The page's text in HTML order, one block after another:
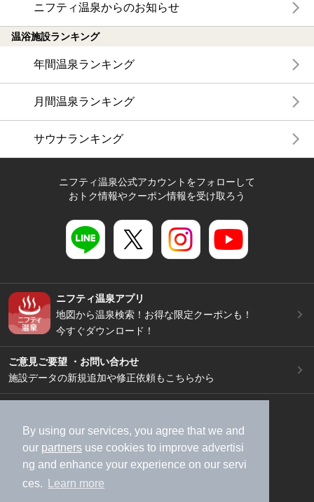
By using our services, you agree that we and
our partners use cookies to improve advertisi
ng and enhance your experience on our servi
ces.
Learn more
ニフティ温泉からのお知らせ
温浴施設ランキング
年間温泉ランキング
月間温泉ランキング
サウナランキング
ニフティ温泉公式アカウントをフォローして
おトク情報やクーポン情報を受け取ろう
ニフティ温泉アプリ
地図から温泉検索！お得な限定クーポンも！
今すぐダウンロード！
ご意見ご要望 ・お問い合わせ
施設データの新規追加や修正依頼もこちらから
加盟店募集（資料請求）
広告出稿のご案内
利用規約
ライフスタイルMEMBERS+規約
特定商取引法に基づく表記
ヘルプ
採用情報
運営会社